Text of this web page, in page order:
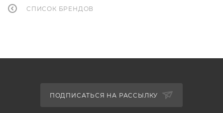
СПИСОК БРЕНДОВ
ПОДПИСАТЬСЯ НА РАССЫЛКУ